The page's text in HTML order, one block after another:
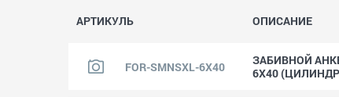
АРТИКУЛЬ ОПИСАНИЕ
FOR-SMNSXL-6X40
ЗАБИВНОЙ
6X40